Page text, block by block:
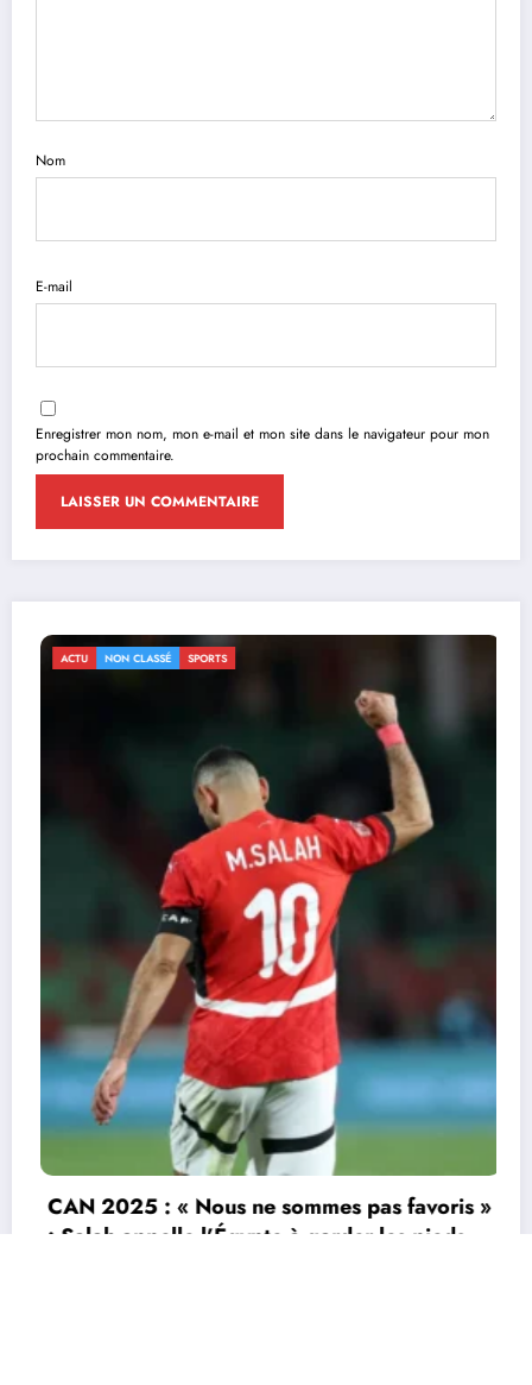
Nom
E-mail
Enregistrer mon nom, mon e-mail et mon site dans le navigateur pour mon
prochain commentaire.
ACTU NON CLASSÉ
CAN 2025 : le Sénégal renverse le
(3-1) et file en quarts
3 janvier 2026 Durandeau
Tourisme
TV
Contactez nous